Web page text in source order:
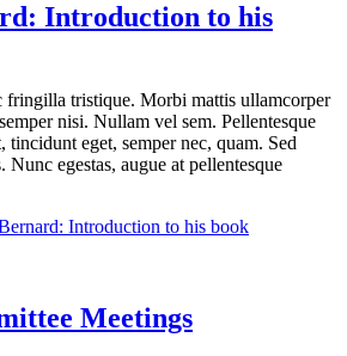
Introduction to his
fringilla tristique. Morbi mattis ullamcorper
nisi. Nullam vel sem. Pellentesque
eget, semper nec, quam. Sed
egestas, augue at pellentesque
Introduction to his book
Meetings